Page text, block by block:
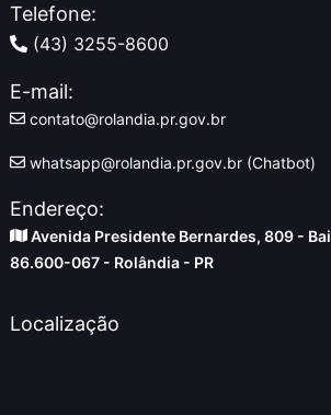
Telefone:
(43) 3255-8600
E-mail:
contato@rolandia.pr.gov.br
whatsapp@rolandia.pr.gov.br (Chatbot)
Endereço:
Avenida Presidente Bernardes, 809 -
86.600-067 - Rolândia - PR
Localização